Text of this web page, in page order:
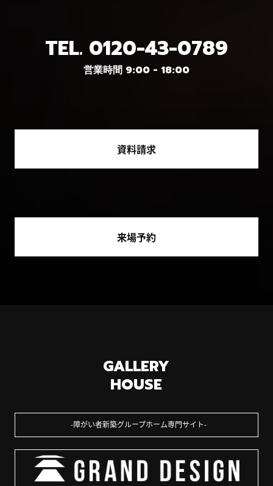
TEL. 0120-43-0789
営業時間 9:00 - 18:00
資料請求
来場予約
GALLERY
HOUSE
障がい者新築グループホーム専門サイト